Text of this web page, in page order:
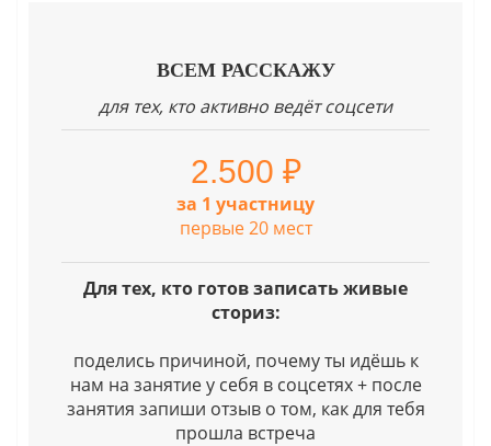
ВСЕМ РАССКАЖУ
для тех, кто активно ведёт соцсети
2.500 ₽
за 1 участницу
первые 20 мест
Для тех, кто готов записать живые
сториз:
поделись причиной, почему ты идёшь к
нам на занятие у себя в соцсетях + после
занятия запиши отзыв о том, как для тебя
прошла встреча